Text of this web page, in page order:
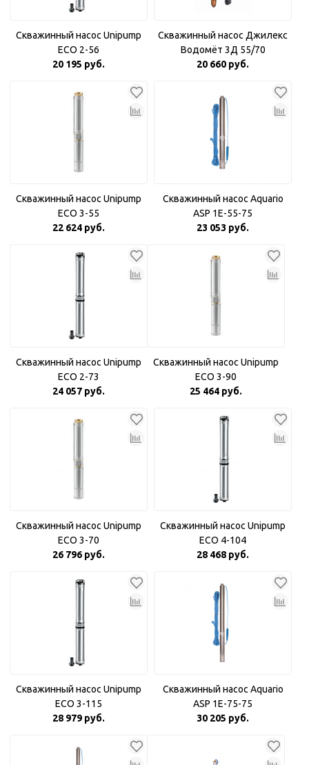
Скважинный насос Unipump
ECO 2-56
20 195 руб.
Скважинный насос Джилекс
Водомёт 3Д 55/70
20 660 руб.
Скважинный насос Unipump
ECO 3-55
22 624 руб.
Скважинный насос Aquario
ASP 1E-55-75
23 053 руб.
Скважинный насос Unipump
ECO 2-73
24 057 руб.
Скважинный насос Unipump
ECO 3-90
25 464 руб.
Скважинный насос Unipump
ECO 3-70
26 796 руб.
Скважинный насос Unipump
ECO 4-104
28 468 руб.
Скважинный насос Unipump
ECO 3-115
28 979 руб.
Скважинный насос Aquario
ASP 1E-75-75
30 205 руб.